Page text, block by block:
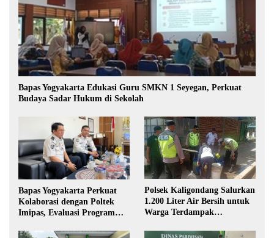
Bapas Yogyakarta Edukasi Guru SMKN 1 Seyegan, Perkuat
Budaya Sadar Hukum di Sekolah
Bapas Yogyakarta Perkuat
Kolaborasi dengan Poltek
Imipas, Evaluasi Program
Polsek Kaligondang Salurkan
1.200 Liter Air Bersih untuk
Warga Terdampak